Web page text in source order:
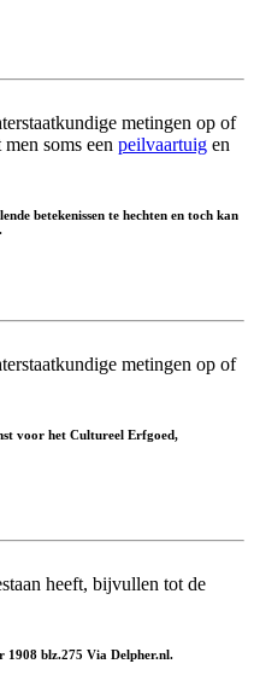
metingen op of
soms een peilvaartuig en
betekenissen te hechten en toch kan
metingen op of
voor het Cultureel Erfgoed,
heeft, bijvullen tot de
1908 blz.275 Via Delpher.nl.